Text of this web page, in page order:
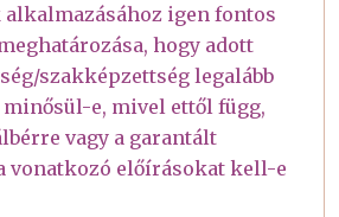
igen fontos
hogy adott
szakképzettség legalább
e, mivel ettől függ,
vagy a garantált
vonatkozó előírásokat kell-e